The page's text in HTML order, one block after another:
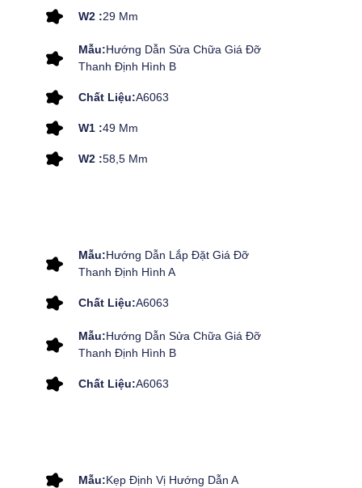
W2 :29 Mm
Mẫu:Hướng Dẫn Sửa Chữa Giá Đỡ
Thanh Định Hình B
Chất Liệu:A6063
W1 :49 Mm
W2 :58,5 Mm
Mẫu:Hướng Dẫn Lắp Đặt Giá Đỡ
Thanh Định Hình A
Chất Liệu:A6063
Mẫu:Hướng Dẫn Sửa Chữa Giá Đỡ
Thanh Định Hình B
Chất Liệu:A6063
Mẫu:Kẹp Định Vị Hướng Dẫn A